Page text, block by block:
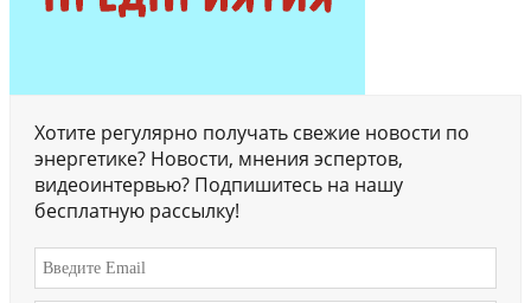
Хотите регулярно получать свежие новости по
энергетике? Новости, мнения эспертов,
видеоинтервью? Подпишитесь на нашу
бесплатную рассылку!